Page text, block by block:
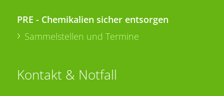
PRE - Chemikalien sicher entsorgen
Sammelstellen und Termine
Kontakt & Notfall